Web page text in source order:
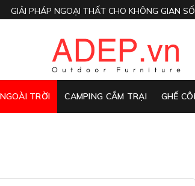
GIẢI PHÁP NGOẠI THẤT CHO KHÔNG GIAN
TRỜI CAMPING CẮM TRẠI GHẾ